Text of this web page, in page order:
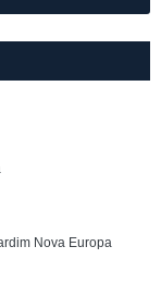
Nova Europa